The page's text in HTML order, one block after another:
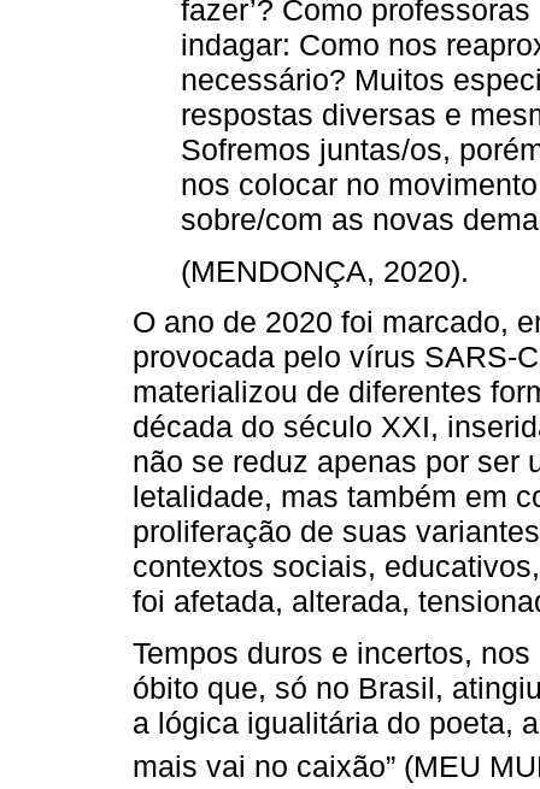
fazer’? Como
indagar: Como nos
necessário? Muitos
respostas diversas e
Sofremos juntas/os,
nos colocar no
sobre/com as novas
(MENDONÇA, 2020).
O ano de 2020 foi marcado,
provocada pelo vírus SARS-
materializou de diferentes
década do século XXI,
não se reduz apenas por ser
letalidade, mas também em
proliferação de suas
contextos sociais,
foi afetada, alterada,
Tempos duros e incertos,
óbito que, só no Brasil,
a lógica igualitária do poeta,
mais vai no caixão” (MEU